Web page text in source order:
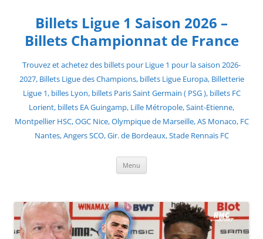
contentBillets Ligue 1 Saison 2026 –
Billets Championnat de France
Trouvez et achetez des billets pour Ligue 1 pour la saison 2026-
2027, Billets Ligue des Champions, billets Ligue Europa, Billetterie
Ligue 1, billes Lyon, billets Paris Saint Germain ( PSG ), billets FC
Lorient, billets EA Guingamp, Lille Métropole, Saint-Etienne,
Montpellier HSC, OGC Nice, Olympique de Marseille, AS Monaco, FC
Nantes, Angers SCO, Gir. de Bordeaux, Stade Rennais FC
Menu